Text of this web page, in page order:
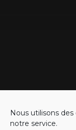
Nous utilisons
notre service.